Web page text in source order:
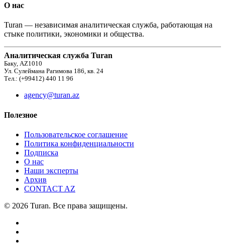
О нас
Turan — независимая аналитическая служба, работающая на
стыке политики, экономики и общества.
Аналитическая служба Turan
Баку, AZ1010
Ул. Сулеймана Рагимова 186, кв. 24
Тел.: (+99412) 440 11 96
agency@turan.az
Полезное
Пользовательское соглашение
Политика конфиденциальности
Подписка
О нас
Наши эксперты
Архив
CONTACT AZ
© 2026 Turan. Все права защищены.